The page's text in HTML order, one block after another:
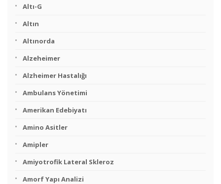
Altı-G
Altın
Altınorda
Alzeheimer
Alzheimer Hastalığı
Ambulans Yönetimi
Amerikan Edebiyatı
Amino Asitler
Amipler
Amiyotrofik Lateral Skleroz
Amorf Yapı Analizi